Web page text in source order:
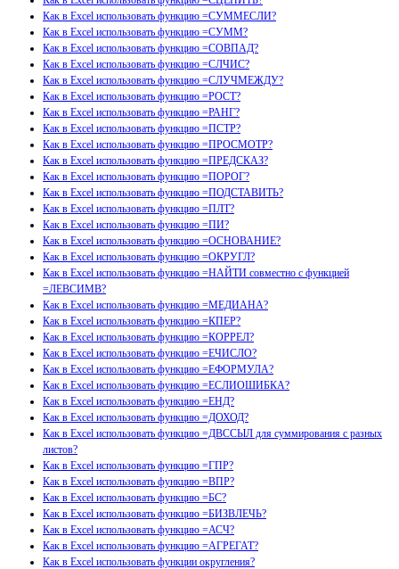
Как в Excel использовать функцию =СУММЕСЛИ?
Как в Excel использовать функцию =СУММ?
Как в Excel использовать функцию =СОВПАД?
Как в Excel использовать функцию =СЛЧИС?
Как в Excel использовать функцию =СЛУЧМЕЖДУ?
Как в Excel использовать функцию =РОСТ?
Как в Excel использовать функцию =РАНГ?
Как в Excel использовать функцию =ПСТР?
Как в Excel использовать функцию =ПРОСМОТР?
Как в Excel использовать функцию =ПРЕДСКАЗ?
Как в Excel использовать функцию =ПОРОГ?
Как в Excel использовать функцию =ПОДСТАВИТЬ?
Как в Excel использовать функцию =ПЛТ?
Как в Excel использовать функцию =ПИ?
Как в Excel использовать функцию =ОСНОВАНИЕ?
Как в Excel использовать функцию =ОКРУГЛ?
Как в Excel использовать функцию =НАЙТИ совместно с функцией
=ЛЕВСИМВ?
Как в Excel использовать функцию =МЕДИАНА?
Как в Excel использовать функцию =КПЕР?
Как в Excel использовать функцию =КОРРЕЛ?
Как в Excel использовать функцию =ЕЧИСЛО?
Как в Excel использовать функцию =ЕФОРМУЛА?
Как в Excel использовать функцию =ЕСЛИОШИБКА?
Как в Excel использовать функцию =ЕНД?
Как в Excel использовать функцию =ДОХОД?
Как в Excel использовать функцию =ДВССЫЛ для суммирования с разных
листов?
Как в Excel использовать функцию =ГПР?
Как в Excel использовать функцию =ВПР?
Как в Excel использовать функцию =БС?
Как в Excel использовать функцию =БИЗВЛЕЧЬ?
Как в Excel использовать функцию =АСЧ?
Как в Excel использовать функцию =АГРЕГАТ?
Как в Excel использовать функции округления?